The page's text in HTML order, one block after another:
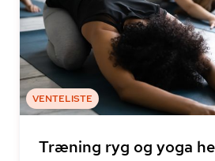
VENTELISTE
Træning ryg og yoga